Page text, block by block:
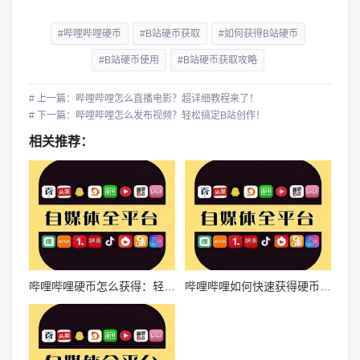
#哔哩哔哩硬币 #B站硬币获取 #如何获得B站硬币
#B站硬币使用 #B站硬币获取攻略
# 上一篇：哔哩哔哩怎么直播电影？超详细教程来了！
# 下一篇：哔哩哔哩怎么发布视频？轻松搞定B站创作！
相关推荐：
哔哩哔哩硬币怎么获得：轻松赚取B站硬币的秘籍大公开